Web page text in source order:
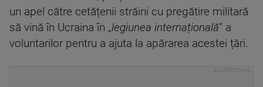
un apel către cetățenii străini cu pregătire militară
să vină în Ucraina în „legiunea internațională” a
voluntarilor pentru a ajuta la apărarea acestei țări.